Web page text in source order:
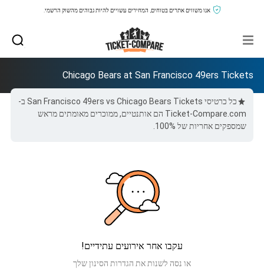
אנו משווים אתרים בטוחים, המחירים עשויים להיות גבוהים מהשוק הרשמי.
Chicago Bears at San Francisco 49ers Tickets
כל כרטיסי San Francisco 49ers vs Chicago Bears Tickets ב-
Ticket-Compare.com הם אותנטיים, ממוכרים מאומתים מראש
שמספקים אחריות של 100%.
עקבו אחר אירועים עתידיים!
או נסה לשנות את הגדרות הסינון שלך